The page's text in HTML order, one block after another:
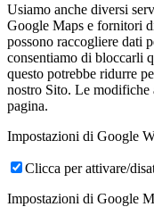
Usiamo anche diversi
Google Maps e fornitori
possono raccogliere dati
consentiamo di bloccarli
questo potrebbe ridurre
nostro Sito. Le modifiche
pagina.
Impostazioni di Google
Clicca per attivare/
Impostazioni di Google